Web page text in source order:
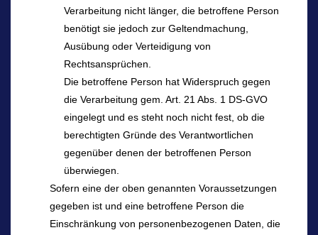
Verarbeitung nicht länger, die betroffene Person
benötigt sie jedoch zur Geltendmachung,
Ausübung oder Verteidigung von
Rechtsansprüchen.
Die betroffene Person hat Widerspruch gegen
die Verarbeitung gem. Art. 21 Abs. 1 DS-GVO
eingelegt und es steht noch nicht fest, ob die
berechtigten Gründe des Verantwortlichen
gegenüber denen der betroffenen Person
überwiegen.
Sofern eine der oben genannten Voraussetzungen
gegeben ist und eine betroffene Person die
Einschränkung von personenbezogenen Daten, die